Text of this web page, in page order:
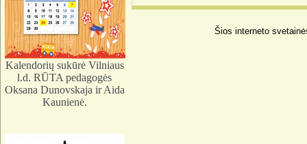
Kalendorių sukūrė Vilniaus
l.d. RŪTA pedagogės
Oksana Dunovskaja ir Aida
Kaunienė.
Šios interneto